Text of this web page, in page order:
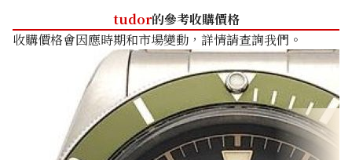
tudor的參考收購價格
收購價格會因應時期和市場變動，詳情請查詢我們。